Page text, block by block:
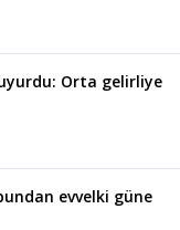
Orta gelirliye
evvelki güne